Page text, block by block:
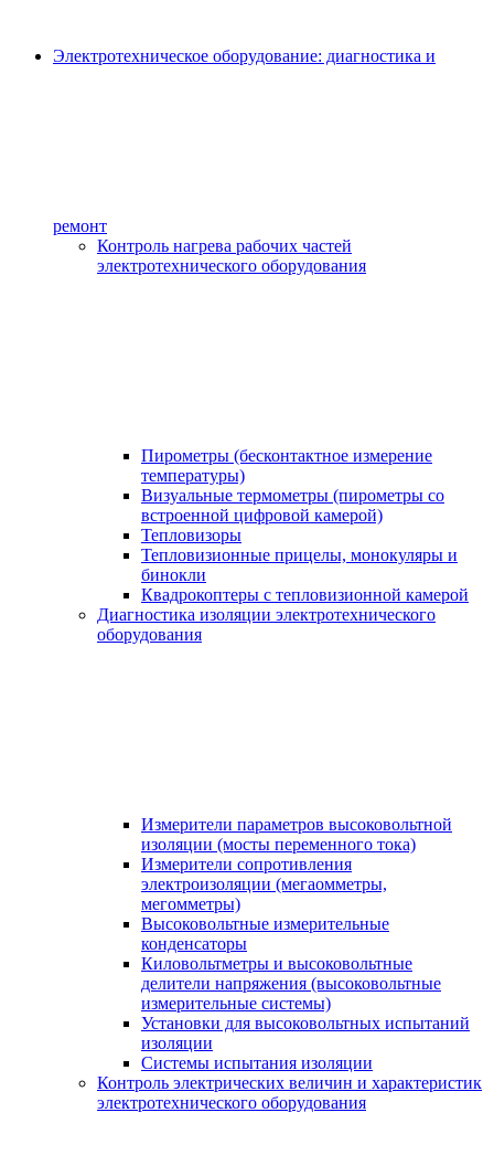
Электротехническое оборудование: диагностика и
ремонт
Контроль нагрева рабочих частей
электротехнического оборудования
Пирометры (бесконтактное измерение
температуры)
Визуальные термометры (пирометры со
встроенной цифровой камерой)
Тепловизоры
Тепловизионные прицелы, монокуляры и
бинокли
Квадрокоптеры с тепловизионной камерой
Диагностика изоляции электротехнического
оборудования
Измерители параметров высоковольтной
изоляции (мосты переменного тока)
Измерители сопротивления
электроизоляции (мегаомметры,
мегомметры)
Высоковольтные измерительные
конденсаторы
Киловольтметры и высоковольтные
делители напряжения (высоковольтные
измерительные системы)
Установки для высоковольтных испытаний
изоляции
Системы испытания изоляции
Контроль электрических величин и характеристик
электротехнического оборудования